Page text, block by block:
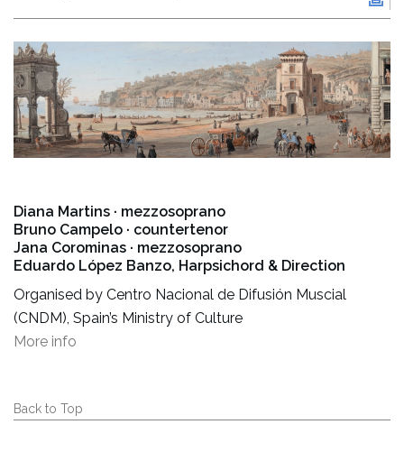
Diana Martins · mezzosoprano
Bruno Campelo · countertenor
Jana Corominas · mezzosoprano
Eduardo López Banzo, Harpsichord & Direction
Organised by Centro Nacional de Difusión Muscial
(CNDM), Spain’s Ministry of Culture
More info
Back to Top